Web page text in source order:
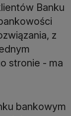
Banku
z
stronie - ma
bankowym